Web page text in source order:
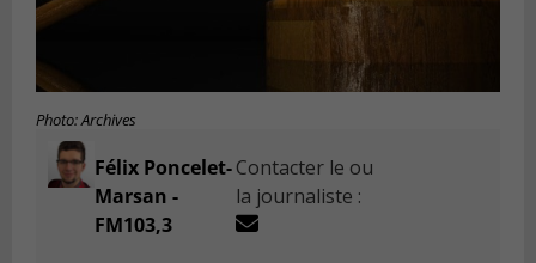
Photo: Archives
Félix Poncelet-
Marsan -
FM103,3
Contacter le ou
la journaliste :